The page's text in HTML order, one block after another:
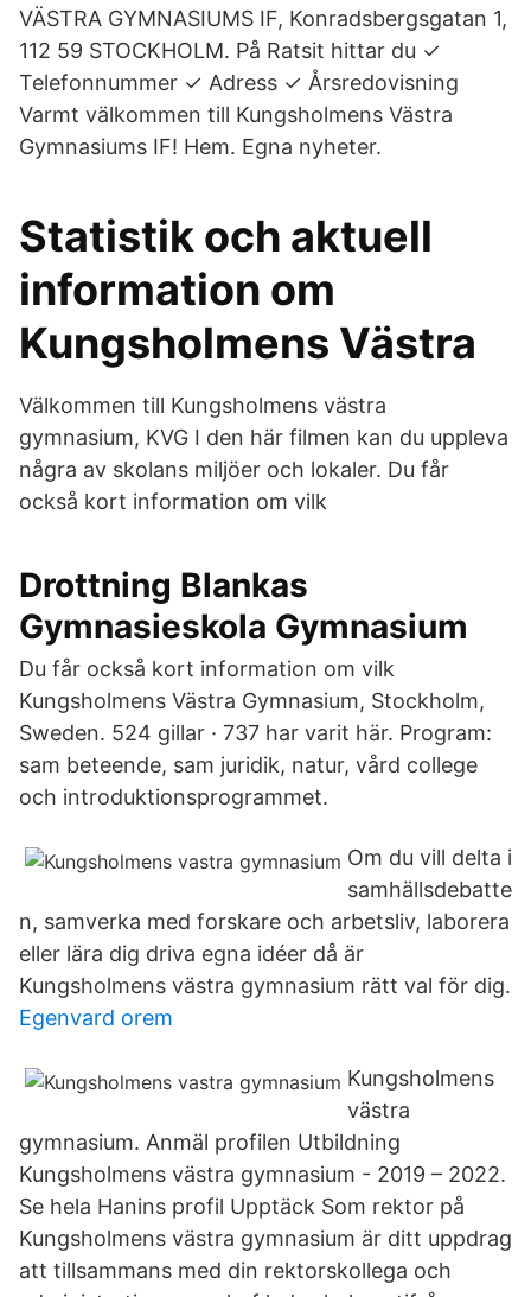
VÄSTRA GYMNASIUMS IF, Konradsbergsgatan 1,
112 59 STOCKHOLM. På Ratsit hittar du ✓
Telefonnummer ✓ Adress ✓ Årsredovisning
Varmt välkommen till Kungsholmens Västra
Gymnasiums IF! Hem. Egna nyheter.
Statistik och aktuell
information om
Kungsholmens Västra
Välkommen till Kungsholmens västra
gymnasium, KVG I den här filmen kan du uppleva
några av skolans miljöer och lokaler. Du får
också kort information om vilk
Drottning Blankas
Gymnasieskola Gymnasium
Du får också kort information om vilk
Kungsholmens Västra Gymnasium, Stockholm,
Sweden. 524 gillar · 737 har varit här. Program:
sam beteende, sam juridik, natur, vård college
och introduktionsprogrammet.
Om du vill delta i
samhällsdebatte
n, samverka med forskare och arbetsliv, laborera
eller lära dig driva egna idéer då är
Kungsholmens västra gymnasium rätt val för dig.
Egenvard orem
Kungsholmens
västra
gymnasium. Anmäl profilen Utbildning
Kungsholmens västra gymnasium - 2019 – 2022.
Se hela Hanins profil Upptäck Som rektor på
Kungsholmens västra gymnasium är ditt uppdrag
att tillsammans med din rektorskollega och